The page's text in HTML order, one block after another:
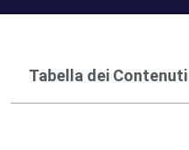
Tabella dei Contenuti